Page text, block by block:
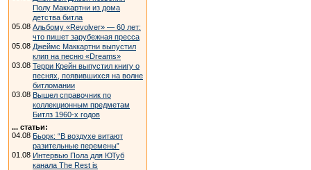
Полу Маккартни из дома
детства битла
05.08 Альбому «Revolver» — 60 лет:
что пишет зарубежная пресса
05.08 Джеймс Маккартни выпустил
клип на песню «Dreams»
03.08 Терри Крейн выпустил книгу о
песнях, появившихся на волне
битломании
03.08 Вышел справочник по
коллекционным предметам
Битлз 1960-х годов
... статьи:
04.08 Бьорк: “В воздухе витают
разительные перемены”
01.08 Интервью Пола для ЮТуб
канала The Rest is